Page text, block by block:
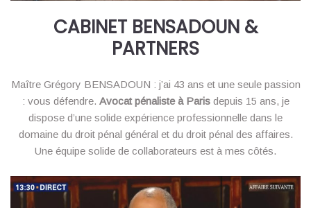
CABINET BENSADOUN &
PARTNERS
Maître Grégory BENSADOUN : j’ai 43 ans et une seule passion
: vous défendre. Avocat pénaliste à Parisdepuis 15 ans, je
dispose d’une solide expérience professionnelle dans le
domaine du droit pénal général et du droit pénal des affaires.
Une équipe solide de collaborateurs est à mes côtés.